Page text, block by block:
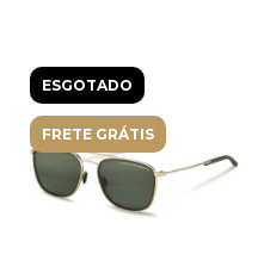
ESGOTADO
FRETE GRÁTIS